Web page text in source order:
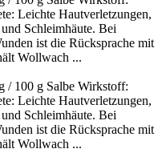
Leichte Hautverletzungen,
Schleimhäute. Bei
ist die Rücksprache mit
Wollwach ...
/ 100 g Salbe Wirkstoff:
Leichte Hautverletzungen,
Schleimhäute. Bei
ist die Rücksprache mit
Wollwach ...